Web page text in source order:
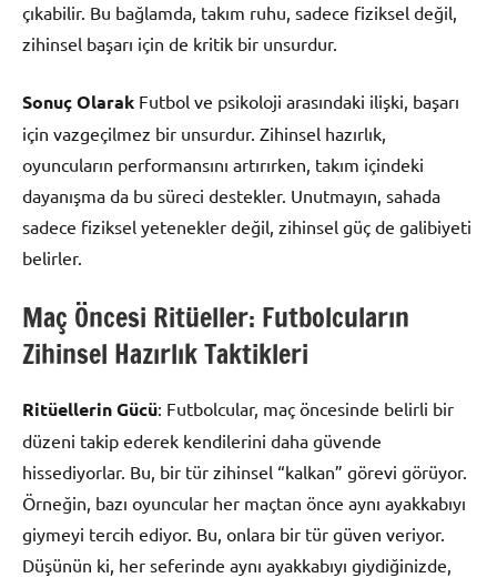
çıkabilir. Bu bağlamda, takım ruhu, sadece fiziksel değil,
zihinsel başarı için de kritik bir unsurdur.
Sonuç Olarak Futbol ve psikoloji arasındaki ilişki, başarı
için vazgeçilmez bir unsurdur. Zihinsel hazırlık,
oyuncuların performansını artırırken, takım içindeki
dayanışma da bu süreci destekler. Unutmayın, sahada
sadece fiziksel yetenekler değil, zihinsel güç de galibiyeti
belirler.
Maç Öncesi Ritüeller: Futbolcuların
Zihinsel Hazırlık Taktikleri
Ritüellerin Gücü: Futbolcular, maç öncesinde belirli bir
düzeni takip ederek kendilerini daha güvende
hissediyorlar. Bu, bir tür zihinsel “kalkan” görevi görüyor.
Örneğin, bazı oyuncular her maçtan önce aynı ayakkabıyı
giymeyi tercih ediyor. Bu, onlara bir tür güven veriyor.
Düşünün ki, her seferinde aynı ayakkabıyı giydiğinizde,